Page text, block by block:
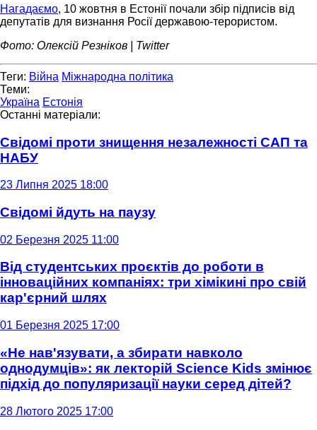
Нагадаємо, 10 жовтня в Естонії почали збір підписів від
депутатів для визнання Росії державою-терористом.
Фото: Олексій Резніков | Twitter
Теги: Війна Міжнародна політика
Теми:
Україна Естонія
Останні матеріали:
Свідомі проти знищення незалежності САП та
НАБУ
23 Липня 2025 18:00
Свідомі йдуть на паузу
02 Березня 2025 11:00
Від студентських проєктів до роботи в
інноваційних компаніях: три хімікині про свій
кар'єрний шлях
01 Березня 2025 17:00
«Не нав'язувати, а збирати навколо
однодумців»: як лекторій Science Kids змінює
підхід до популяризації науки серед дітей?
28 Лютого 2025 17:00